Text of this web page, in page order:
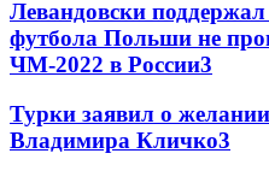
Левандовски
футбола Польши не
ЧМ-2022 в России3
Турки заявил о
Владимира Кличко3